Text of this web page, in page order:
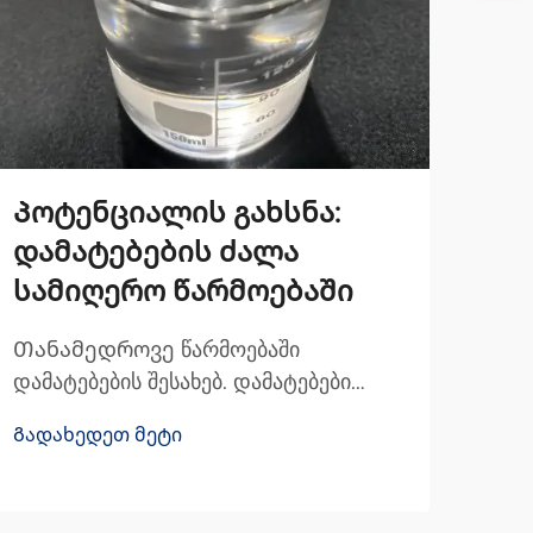
Პოტენციალის გახსნა:
დამატებების ძალა
სამიღერო წარმოებაში
Თანამედროვე წარმოებაში
დამატებების შესახებ. დამატებები
მნიშვნელოვან როლს სხვადასხვა
Გადახედეთ მეტი